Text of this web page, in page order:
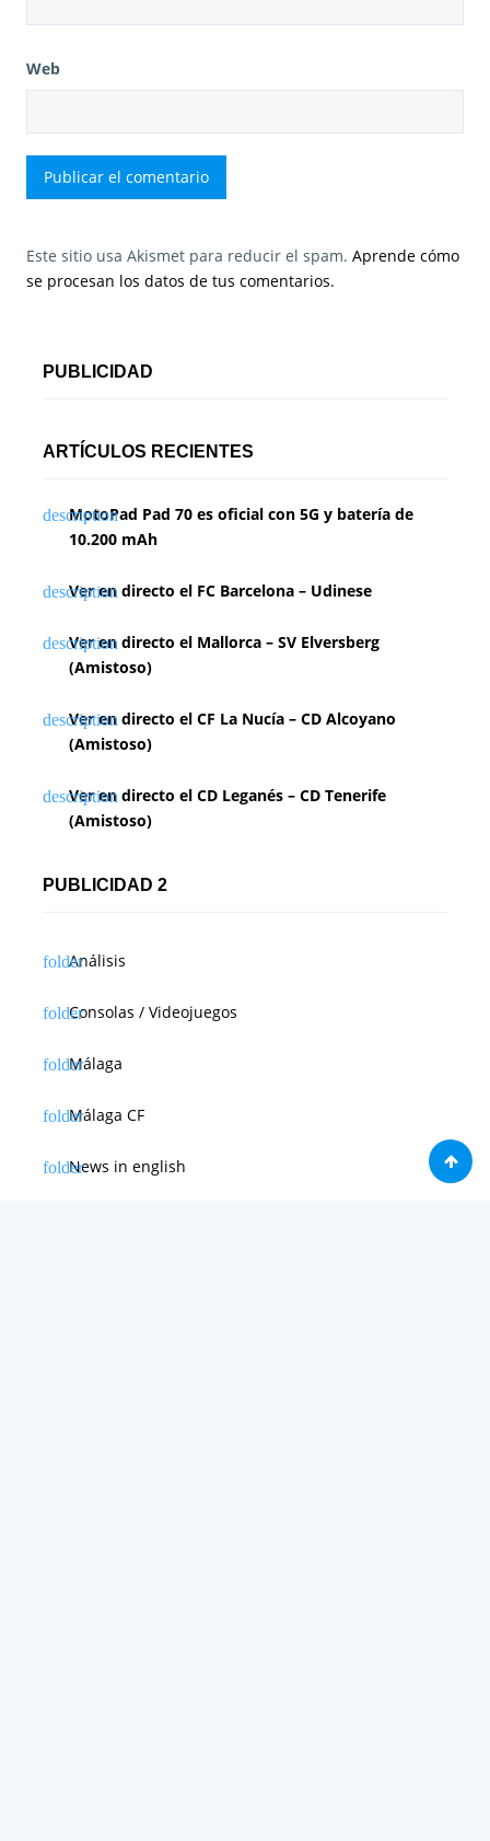
Web
Este sitio usa Akismet para reducir el spam. Aprende cómo
se procesan los datos de tus comentarios.
PUBLICIDAD
ARTÍCULOS RECIENTES
MotoPad Pad 70 es oficial con 5G y batería de
10.200 mAh
Ver en directo el FC Barcelona – Udinese
Ver en directo el Mallorca – SV Elversberg
(Amistoso)
Ver en directo el CF La Nucía – CD Alcoyano
(Amistoso)
Ver en directo el CD Leganés – CD Tenerife
(Amistoso)
PUBLICIDAD 2
Análisis
Consolas / Videojuegos
Málaga
Málaga CF
News in english